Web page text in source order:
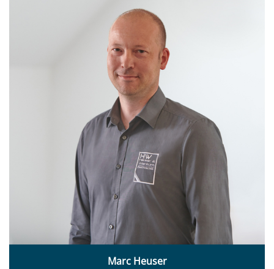
Marc Heuser